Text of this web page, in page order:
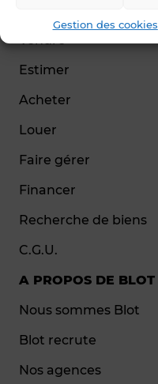
Gestion des cookies
Vendre
Estimer
Acheter
Louer
Faire gérer
Financer
Recherche de biens
C.G.U.
A PROPOS DE BLOT
Nous sommes Blot
Blot recrute
Nos agences